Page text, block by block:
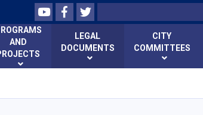
YoutubeFacebookTwitter
Search
AND
LEGAL
DOCUMENTS
CITY
COMMITTEES